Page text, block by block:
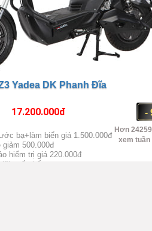
Yadea DK Phanh Đĩa
-
17.200.000đ
bạ+làm biển giá 1.500.000đ
500.000đ
hiểm trị giá 220.000đ
lãi suất thấp
Hơn
xem tuần
Đài Loan